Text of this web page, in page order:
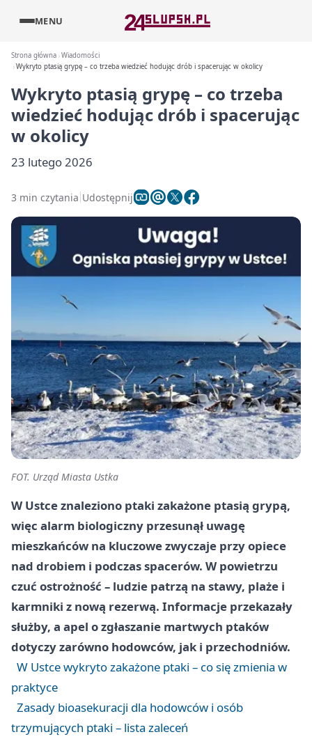
MENU
Strona główna Wiadomości
Wykryto ptasią grypę – co trzeba wiedzieć hodując drób i spacerując w okolicy
Wykryto ptasią grypę – co trzeba
wiedzieć hodując drób i spacerując
w okolicy
23 lutego 2026
3 min czytania Udostępnij
FOT. Urząd Miasta Ustka
W Ustce znaleziono ptaki zakażone ptasią grypą,
więc alarm biologiczny przesunął uwagę
mieszkańców na kluczowe zwyczaje przy opiece
nad drobiem i podczas spacerów. W powietrzu
czuć ostrożność – ludzie patrzą na stawy, plaże i
karmniki z nową rezerwą. Informacje przekazały
służby, a apel o zgłaszanie martwych ptaków
dotyczy zarówno hodowców, jak i przechodniów.
W Ustce wykryto zakażone ptaki – co się zmienia w
praktyce
Zasady bioasekuracji dla hodowców i osób
trzymujących ptaki – lista zaleceń